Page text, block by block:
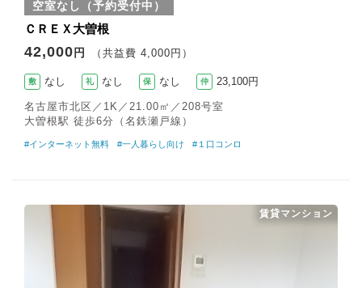
空室なし（予約受付中）
ＣＲＥＸ大曽根
42,000 円 （共益費 4,000円）
敷 なし 礼 なし 保 なし 仲 23,100円
名古屋市北区／1K／21.00㎡／208号室
大曽根駅 徒歩6分（名鉄瀬戸線）
#インターネット無料 #一人暮らし向け #１口コンロ
賃貸マンション